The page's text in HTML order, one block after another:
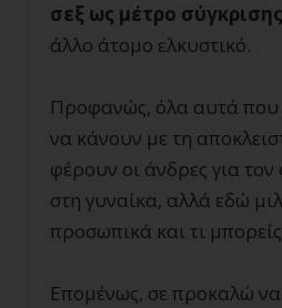
σεξ ως μέτρο σύγκρισης
άλλο άτομο ελκυστικό.
Προφανώς, όλα αυτά
να κάνουν με τη
φέρουν οι άνδρες για
στη γυναίκα, αλλά εδώ
προσωπικά και τι
Επομένως, σε προκαλώ να